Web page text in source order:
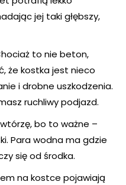
jej taki głębszy,
to nie beton,
że kostka jest nieco
i drobne uszkodzenia.
ruchliwy podjazd.
bo to ważne –
Para wodna ma gdzie
się od środka.
na kostce pojawiają